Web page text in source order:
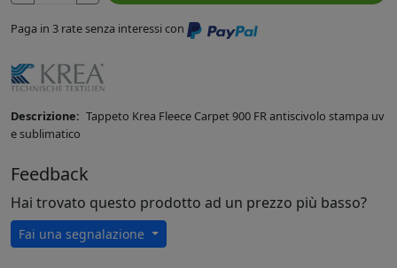
Paga in 3 rate senza interessi con
Descrizione: Tappeto Krea Fleece Carpet 900 FR antiscivolo stampa uv
e sublimatico
Feedback
Hai trovato questo prodotto ad un prezzo più basso?
Fai una segnalazione